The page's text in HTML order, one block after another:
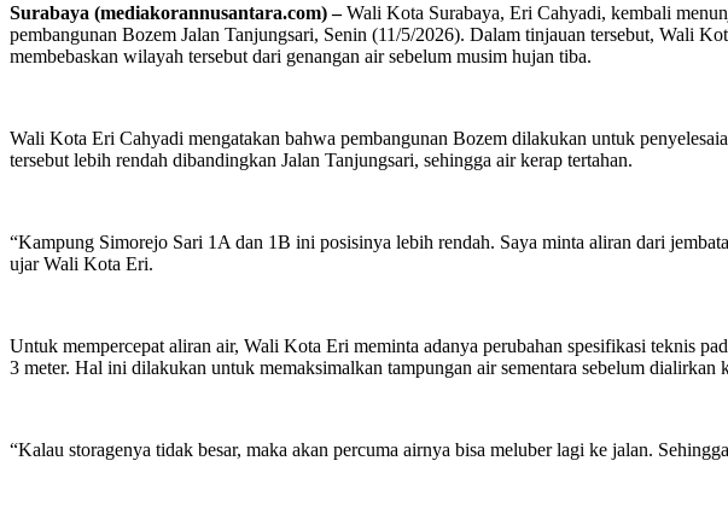
Surabaya (mediakorannusantara.com) –Wali Kota Surabaya, Eri Cahyadi, kembali
pembangunan Bozem Jalan Tanjungsari, Senin (11/5/2026). Dalam tinjauan tersebut, Wali
membebaskan wilayah tersebut dari genangan air sebelum musim hujan tiba.
Wali Kota Eri Cahyadi mengatakan bahwa pembangunan Bozem dilakukan untuk
tersebut lebih rendah dibandingkan Jalan Tanjungsari, sehingga air kerap tertahan.
“Kampung Simorejo Sari 1A dan 1B ini posisinya lebih rendah. Saya minta aliran dari
ujar Wali Kota Eri.
Untuk mempercepat aliran air, Wali Kota Eri meminta adanya perubahan spesifikasi teknis
3 meter. Hal ini dilakukan untuk memaksimalkan tampungan air sementara sebelum dialirkan
“Kalau storagenya tidak besar, maka akan percuma airnya bisa meluber lagi ke jalan.